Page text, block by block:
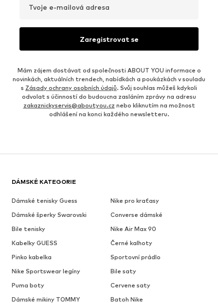
Tvoje e-mailová adresa
Zaregistrovat se
Mám zájem dostávat od společnosti ABOUT YOU informace o
novinkách, aktuálních trendech, nabídkách a poukázkách v souladu
s Zásady ochrany osobních údajů. Svůj souhlas můžeš kdykoli
odvolat s účinností do budoucna zasláním zprávy na adresu
zakaznickyservis@aboutyou.cz nebo kliknutím na možnost
odhlášení na konci každého newsletteru.
DÁMSKÉ KATEGORIE
Dámské tenisky Guess
Nike pro kraťasy
Dámské šperky Swarovski
Converse dámské
Bile tenisky
Nike Air Max 90
Kabelky GUESS
Černé kalhoty
Pinko kabelka
Sportovní prádlo
Nike Sportswear legíny
Bile saty
Puma boty
Cervene saty
Dámské mikiny TOMMY
Batoh Nike